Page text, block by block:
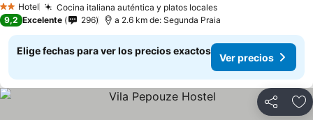
2 Estrellas
Hotel Cocina italiana auténtica y platos locales
9,2 Excelente 296 a 2.6 km de: Segunda Praia
Elige fechas para ver los precios exactos
Ver precios
Compartir